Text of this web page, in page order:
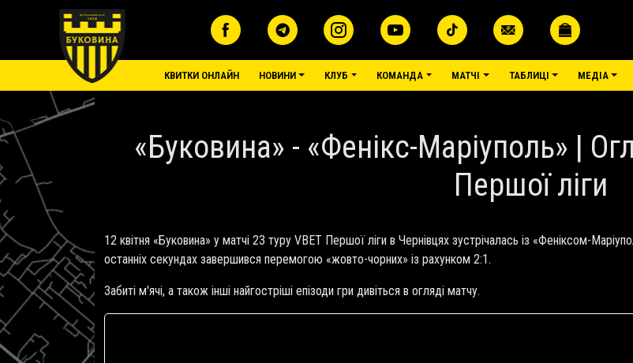
Перейти до основного вмісту
основне меню
КВИТКИ ОНЛАЙН НОВИНИ КЛУБ КОМАНДА МАТЧІ ТАБЛИЦІ МЕДІА
«Буковина» - «Фенікс-Маріуполь» |
Першої ліги
12 квітня «Буковина» у матчі 23 туру VBET Першої ліги в Чернівцях зустрічалась із «Феніксом-
останніх секундах завершився перемогою «жовто-чорних» із рахунком 2:1.
Забиті м'ячі, а також інші найгостріші епізоди гри дивіться в огляді матчу.